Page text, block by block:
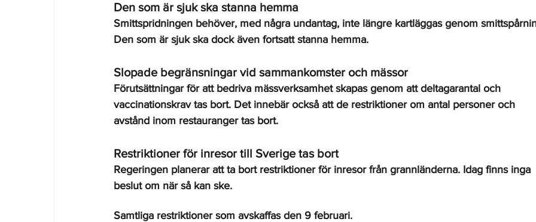
Den som är sjuk ska stanna hemma
Smittspridningen behöver, med några undantag, inte längre kartläggas genom
Den som är sjuk ska dock även fortsatt stanna hemma.
Slopade begränsningar vid sammankomster och mässor
Förutsättningar för att bedriva mässverksamhet skapas genom att deltagarantal och
vaccinationskrav tas bort. Det innebär också att de restriktioner om antal personer och
avstånd inom restauranger tas bort.
Restriktioner för inresor till Sverige tas bort
Regeringen planerar att ta bort restriktioner för inresor från grannländerna. Idag finns inga
beslut om när så kan ske.
Samtliga restriktioner som avskaffas den 9 februari.